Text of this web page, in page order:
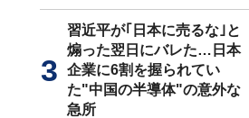
習近平が｢日本に売るな｣と
煽った翌日にバレた…日本
企業に6割を握られてい
た"中国の半導体"の意外な
急所